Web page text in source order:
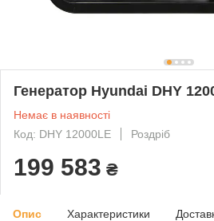
Генератор Hyundai DHY
Немає в наявності
Код: DHY 12000LE
Роздріб
199 583 ₴
Опис Характеристики